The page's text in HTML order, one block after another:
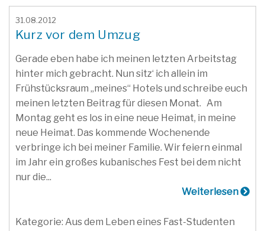
31.08.2012
Kurz vor dem Umzug
Gerade eben habe ich meinen letzten Arbeitstag
hinter mich gebracht. Nun sitz‘ ich allein im
Frühstücksraum „meines“ Hotels und schreibe euch
meinen letzten Beitrag für diesen Monat. Am
Montag geht es los in eine neue Heimat, in meine
neue Heimat. Das kommende Wochenende
verbringe ich bei meiner Familie. Wir feiern einmal
im Jahr ein großes kubanisches Fest bei dem nicht
nur die...
Weiterlesen
Kategorie: Aus dem Leben eines Fast-Studenten